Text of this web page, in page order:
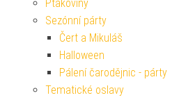
Ptákoviny
Sezónní párty
Čert a Mikuláš
Halloween
Pálení čarodějnic - párty
Tematické oslavy